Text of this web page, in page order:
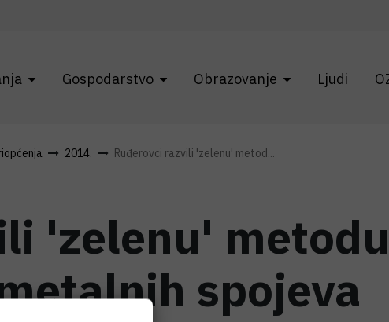
Gospodarstvo Obrazovanje Ljudi
2014. Ruđerovci razvili 'zelenu' metod...
'zelenu'
spojeva